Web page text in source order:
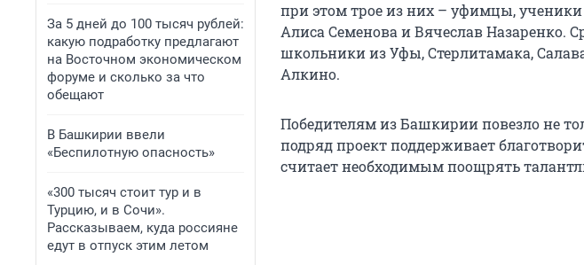
За 5 дней до 100 тысяч рублей:
какую подработку предлагают
на Восточном экономическом
форуме и сколько за что
обещают
В Башкирии ввели
«Беспилотную опасность»
«300 тысяч стоит тур и в
Турцию, и в Сочи».
Рассказываем, куда россияне
едут в отпуск этим летом
при этом трое из них – уфимцы,
Алиса Семенова и Вячеслав Назаренко.
школьники из Уфы, Стерлитамака,
Алкино.
Победителям из Башкирии повезло не
подряд проект поддерживает
считает необходимым поощрять